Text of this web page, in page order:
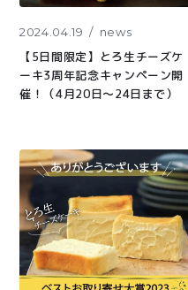
2024.04.19 news
【5日間限定】とろ生チーズケ
ーキ3周年記念キャンペーン開
催！（4月20日〜24日まで）